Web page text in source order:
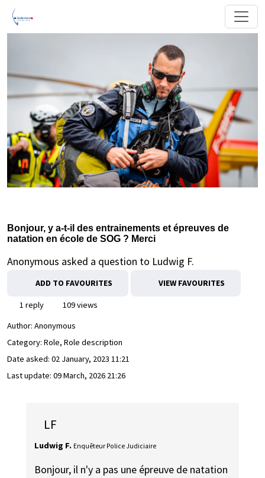
Bonjour, y a-t-il des entrainements et épreuves de
natation en école de SOG ? Merci
Anonymous asked a question to Ludwig F.
ADD TO FAVOURITES VIEW FAVOURITES
1 reply
109 views
Author: Anonymous
Category: Role, Role description
Date asked: 02 January, 2023 11:21
Last update: 09 March, 2026 21:26
LF
Ludwig F. Enquêteur Police Judiciaire
Bonjour, il n'y a pas une épreuve de natation